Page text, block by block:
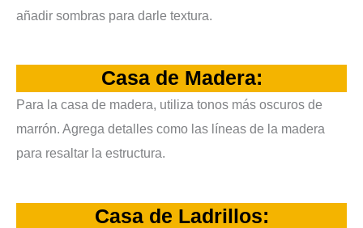
añadir sombras para darle textura.
Casa de Madera:
Para la casa de madera, utiliza tonos más oscuros de
marrón. Agrega detalles como las líneas de la madera
para resaltar la estructura.
Casa de Ladrillos: